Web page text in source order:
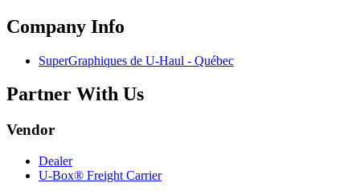
Company Info
SuperGraphiques de U-Haul - Québec
Partner With Us
Vendor
Dealer
U-Box® Freight Carrier